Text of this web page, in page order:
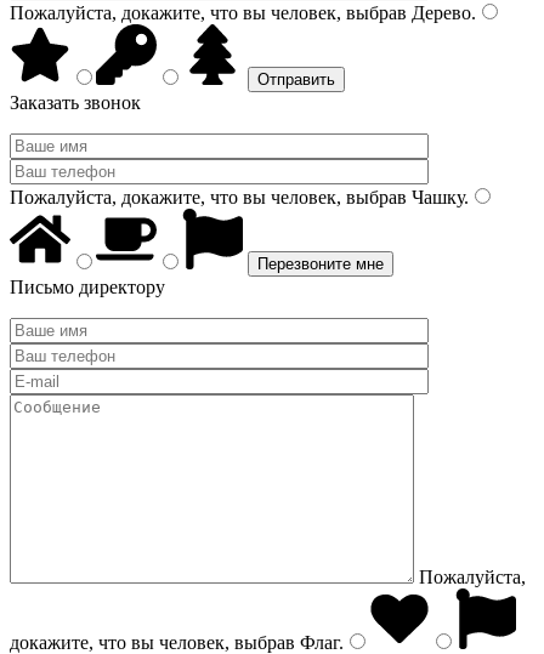
Пожалуйста, докажите, что вы человек, выбрав Дерево.
Заказать звонок
Пожалуйста, докажите, что вы человек, выбрав Чашку.
Письмо директору
Пожалуйста,
докажите, что вы человек, выбрав Флаг.